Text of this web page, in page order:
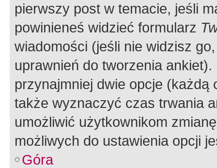
pierwszy post w temacie, jeśli
powinieneś widzieć formularz
wiadomości (jeśli nie widzisz
uprawnień do tworzenia
przynajmniej dwie opcje
także wyznaczyć czas trwania
umożliwić użytkownikom
możliwych do ustawienia opcji
Góra